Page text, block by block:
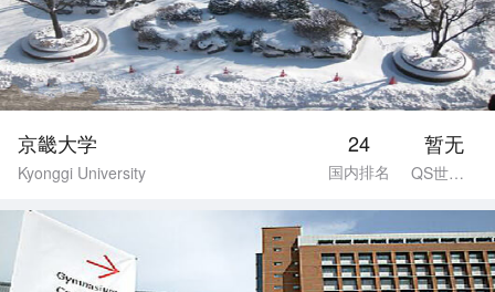
京畿大学
Kyonggi University
暂无
QS世界排名
24
国内排名